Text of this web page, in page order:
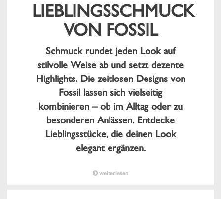
LIEBLINGSSCHMUCK
VON FOSSIL
Schmuck rundet jeden Look auf
stilvolle Weise ab und setzt dezente
Highlights. Die zeitlosen Designs von
Fossil lassen sich vielseitig
kombinieren – ob im Alltag oder zu
besonderen Anlässen. Entdecke
Lieblingsstücke, die deinen Look
elegant ergänzen.
weiterlesen